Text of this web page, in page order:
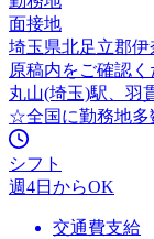
面接地
埼玉県北足立郡
原稿内をご確認く
丸山(埼玉)駅、羽
☆全国に勤務地多
シフト
週4日からOK
交通費支給